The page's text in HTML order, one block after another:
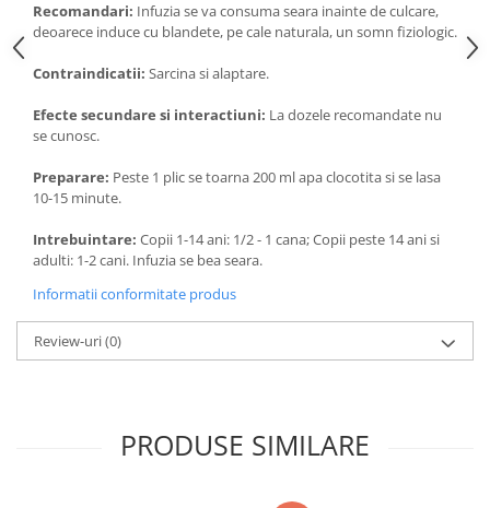
Suplimente fitness
Batoane proteice
Pentru antrenament
Mama si copilul
Produse pentru copii
Sarcina si alaptare
Ceaiuri simple
Ceaiuri medicinale compuse
Ceaiuri Maté
Cafea verde
Ulei de Cocos
Ulei de cocos de uz alimentar
Ulei de cocos de uz cosmetic
Recomandari: Infuzia se va consuma seara inainte de culcare,
deoarece induce cu blandete, pe cale naturala, un somn fiziologic.
Contraindicatii: Sarcina si alaptare.
Efecte secundare si interactiuni: La dozele recomandate nu
se cunosc.
Preparare: Peste 1 plic se toarna 200 ml apa clocotita si se lasa
10-15 minute.
Intrebuintare: Copii 1-14 ani: 1/2 - 1 cana; Copii peste 14 ani si
adulti: 1-2 cani. Infuzia se bea seara.
Informatii conformitate produs
Review-uri(0)
PRODUSE SIMILARE